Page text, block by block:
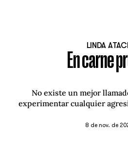
LINDA
En carne
No existe un mejor
experimentar cualquier
8 de nov. de